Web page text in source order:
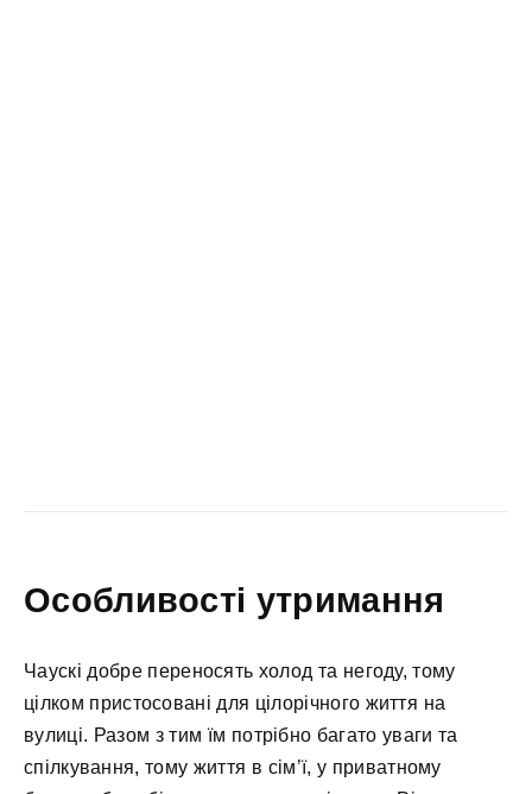
Особливості утримання
Чаускі добре переносять холод та негоду, тому
цілком пристосовані для цілорічного життя на
вулиці. Разом з тим їм потрібно багато уваги та
спілкування, тому життя в сім’ї, у приватному